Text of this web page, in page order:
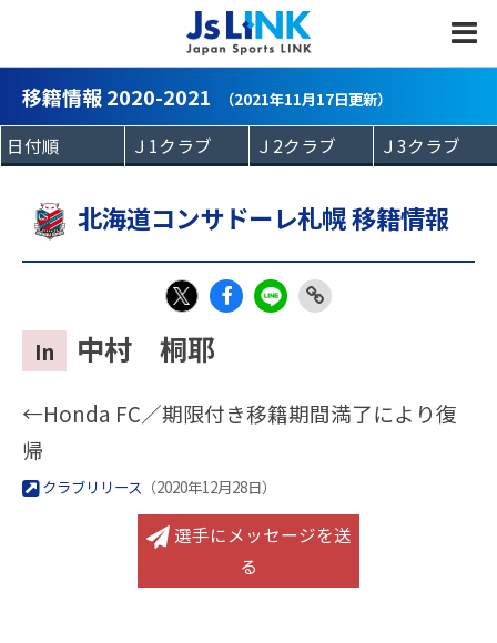
移籍情報 2020-2021 （2021年11月17日更新）
北海道コンサドーレ札幌 移籍情報
k
In 中村 桐耶
←Honda FC／期限付き移籍期間満了により復
帰
クラブリリース （2020年12月28日）
選手にメッセージを送
る